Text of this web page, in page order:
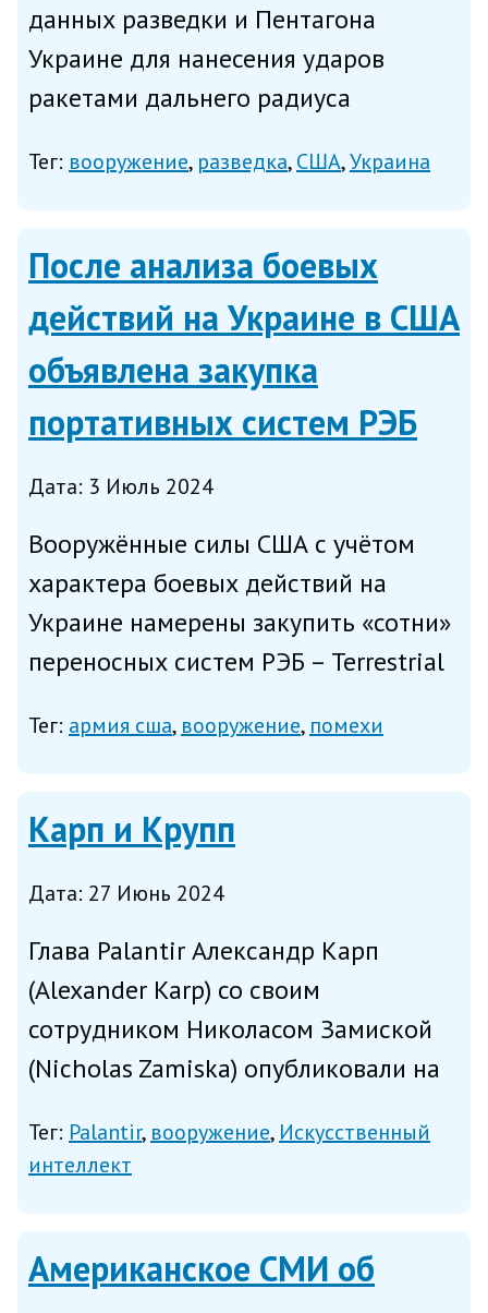
данных разведки и Пентагона
Украине для нанесения ударов
ракетами дальнего радиуса
энергетической инфраструктуре,
Street Journal со ссылкой на
американских чиновни...
Тег: вооружение разведка США Украина
После анализа боевых
действий на Украине в США
объявлена закупка
портативных систем РЭБ
Дата: 3 Июль 2024
Вооружённые силы США с учётом
характера боевых действий на
Украине намерены закупить «сотни»
переносных систем РЭБ – Terrestrial
Manpack (TLS-BCT Manpack),
противодействовать системам
ради...
Тег: армия сша вооружение помехи
Карп и Крупп
Дата: 27 Июнь 2024
Глава Palantir Александр Карп
(Alexander Karp) со своим
сотрудником Николасом Замиской
(Nicholas Zamiska) опубликовали на
об ИИ-оружии. Не о том, как такое
оружие создавать, что было бы
Тег: Palantir вооружение Искусственный
интеллект
Американское СМИ об